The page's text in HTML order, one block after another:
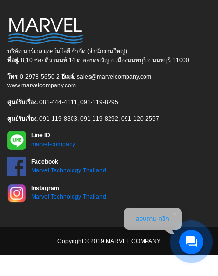
บริษัท มาร์เวล เทคโนโลยี จำกัด (สำนักงานใหญ่)
ที่อยู่. 8,10 ซอยติวานนท์ 14 ต.ตลาดขวัญ อ.เมืองนนทบุรี จ.นนทบุรี 11000
โทร. 0-2978-5650-2 อีเมล์. sales@marvelcompany.com
www.marvelcompany.com
ศูนย์รับเรื่อง. 081-444-4111, 091-119-8295
ศูนย์รับเรื่อง. 091-119-8303, 091-119-8292, 091-120-2557
Line ID
marvel-company
Facebook
Marvel Technology Thailand
Instagram
Marvel Technology Thailand
Copyright © 2019 MARVEL COMPANY
สอบถาม คลิก